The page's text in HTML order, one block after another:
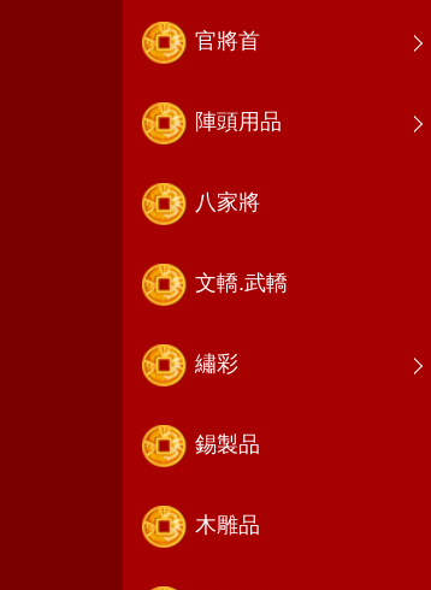
官將首
陣頭用品
八家將
文轎.武轎
繡彩
錫製品
木雕品